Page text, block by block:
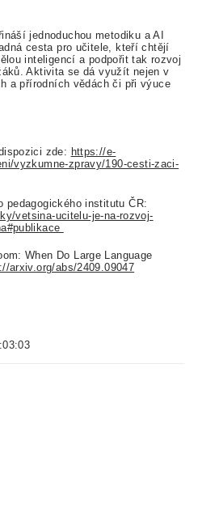
jednoduchou metodiku a AI
cesta pro učitele, kteří chtějí
inteligencí a podpořit tak rozvoj
Aktivita se dá využít nejen v
a přírodních vědách či při výuce
zde: https://e-
vyzkumne-zpravy/190-cesti-zaci-
pedagogického institutu ČR:
vetsina-ucitelu-je-na-rozvoj-
When Do Large Language
arxiv.org/abs/2409.09047